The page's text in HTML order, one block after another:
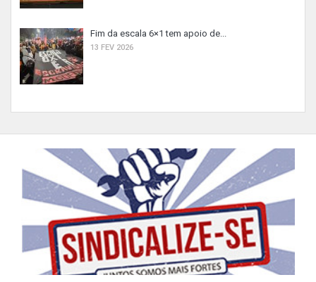
Fim da escala 6×1 tem apoio de...
13 FEV 2026